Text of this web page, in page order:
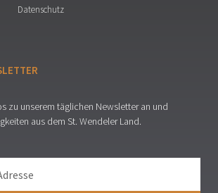
Datenschutz
zu unserem täglichen Newsletter an und
aus dem St. Wendeler Land.